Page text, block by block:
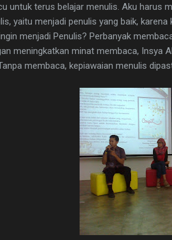
untuk terus belajar menulis. Aku harus
yaitu menjadi penulis yang baik,
menjadi Penulis? Perbanyak
meningkatkan minat membaca,
membaca, kepiawaian menulis